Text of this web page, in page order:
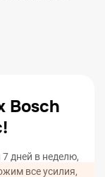
Bosch
дней в неделю,
все усилия,